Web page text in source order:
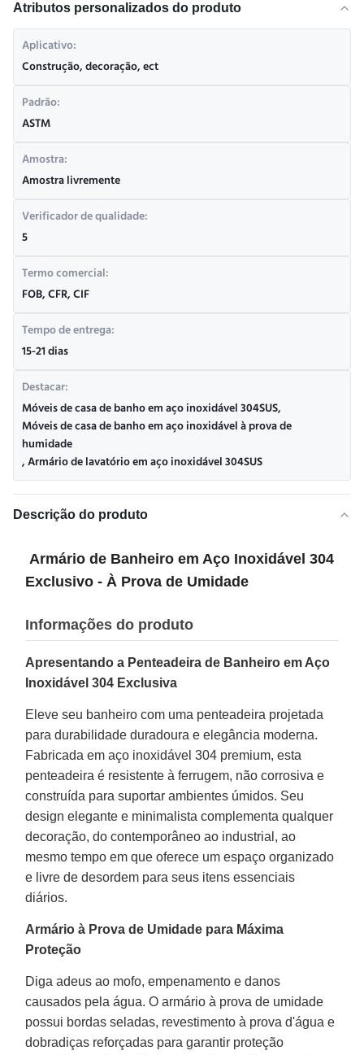
Atributos personalizados do produto
Aplicativo:
Construção, decoração, ect
Padrão:
ASTM
Amostra:
Amostra livremente
Verificador de qualidade:
5
Termo comercial:
FOB, CFR, CIF
Tempo de entrega:
15-21 dias
Destacar:
Móveis de casa de banho em aço inoxidável 304SUS,
Móveis de casa de banho em aço inoxidável à prova de
humidade
,Armário de lavatório em aço inoxidável 304SUS
Descrição do produto
Armário de Banheiro em Aço Inoxidável 304
Exclusivo - À Prova de Umidade
Informações do produto
Apresentando a Penteadeira de Banheiro em Aço
Inoxidável 304 Exclusiva
Eleve seu banheiro com uma penteadeira projetada
para durabilidade duradoura e elegância moderna.
Fabricada em aço inoxidável 304 premium, esta
penteadeira é resistente à ferrugem, não corrosiva e
construída para suportar ambientes úmidos. Seu
design elegante e minimalista complementa qualquer
decoração, do contemporâneo ao industrial, ao
mesmo tempo em que oferece um espaço organizado
e livre de desordem para seus itens essenciais
diários.
Armário à Prova de Umidade para Máxima
Proteção
Diga adeus ao mofo, empenamento e danos
causados pela água. O armário à prova de umidade
possui bordas seladas, revestimento à prova d'água e
dobradiças reforçadas para garantir proteção